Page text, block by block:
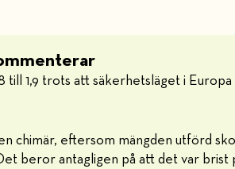
till 1,9 trots att säkerhetsläget i
chimär, eftersom mängden utförd
beror antagligen på att det var brist